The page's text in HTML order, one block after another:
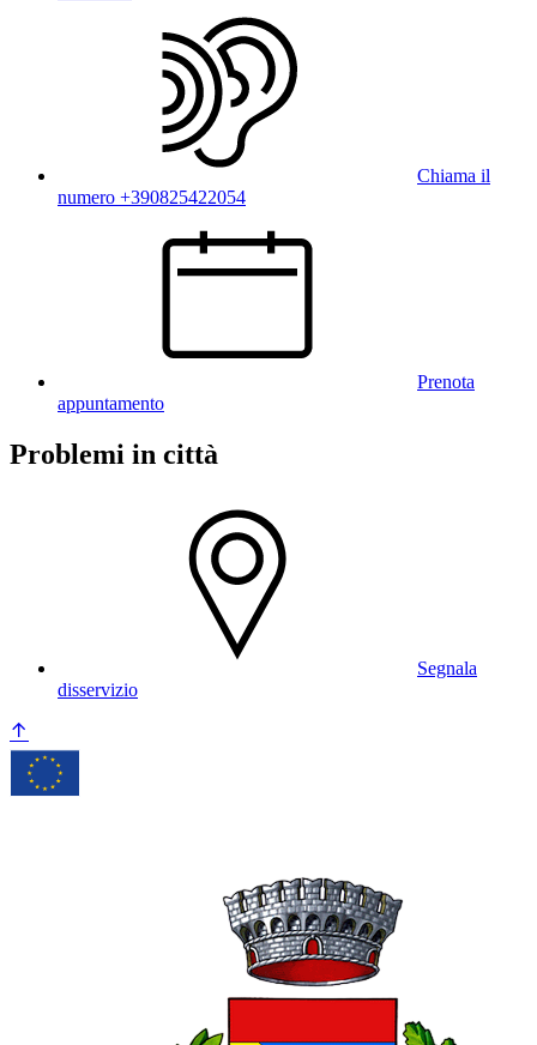
Chiama il
numero +390825422054
Prenota
appuntamento
Problemi in città
Segnala
disservizio